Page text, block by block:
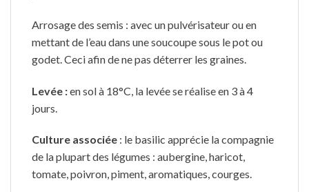
Arrosage des semis : avec un pulvérisateur ou en
mettant de l’eau dans une soucoupe sous le pot ou
godet. Ceci afin de ne pas déterrer les graines.
Levée :en sol à 18°C, la levée se réalise en 3 à 4
jours.
Culture associée : le basilic apprécie la compagnie
de la plupart des légumes : aubergine, haricot,
tomate, poivron, piment, aromatiques, courges.